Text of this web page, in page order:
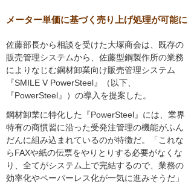
メーター単価に基づく売り上げ処理が可能に
佐藤部長から相談を受けた大塚商会は、既存の
販売管理システムから、佐藤型鋼製作所の業務
によりなじむ鋼材卸業向け販売管理システム
『SMILE V PowerSteel』（以下、
『PowerSteel』）の導入を提案した。
鋼材卸業に特化した『PowerSteel』には、業界
特有の商慣習に沿った受発注管理の機能がふん
だんに組み込まれているのが特徴だ。「これな
らFAXや紙の伝票をやりとりする必要がなくな
り、全てがシステム上で完結するので、業務の
効率化やペーパーレス化が一気に進みそうだ」